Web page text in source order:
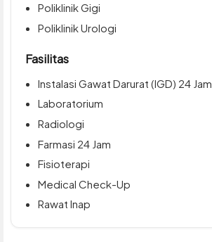
Poliklinik Gigi
Poliklinik Urologi
Fasilitas
Instalasi Gawat Darurat (IGD) 24 Jam
Laboratorium
Radiologi
Farmasi 24 Jam
Fisioterapi
Medical Check-Up
Rawat Inap